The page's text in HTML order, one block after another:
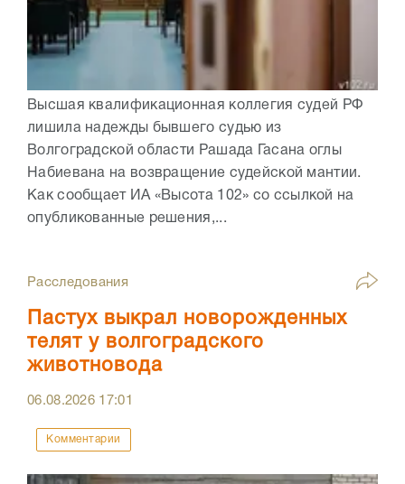
Высшая квалификационная коллегия судей РФ
лишила надежды бывшего судью из
Волгоградской области Рашада Гасана оглы
Набиевана на возвращение судейской мантии.
Как сообщает ИА «Высота 102» со ссылкой на
опубликованные решения,...
Расследования
Пастух выкрал новорожденных
телят у волгоградского
животновода
06.08.2026 17:01
Комментарии